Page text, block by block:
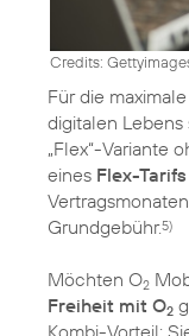
Credits:
Für die
digitalen Lebens
„Flex“-Variante
eines Flex-Tarifs
Grundgebühr.5)
Möchten O2
Freiheit mit O2
Kombi-Vorteil: